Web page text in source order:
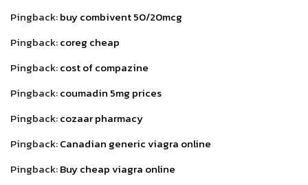
Pingback:buy combivent 50/20mcg
Pingback:coreg cheap
Pingback:cost of compazine
Pingback:coumadin 5mg prices
Pingback:cozaar pharmacy
Pingback:Canadian generic viagra online
Pingback:Buy cheap viagra online